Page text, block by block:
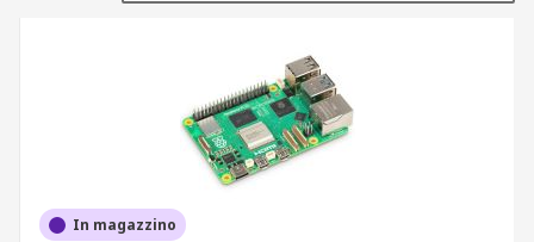
In magazzino